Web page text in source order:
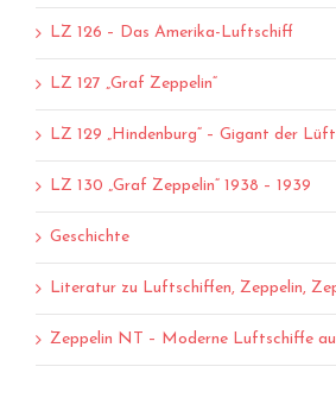
LZ 126 – Das Amerika-Luftschiff
LZ 127 „Graf Zeppelin“
LZ 129 „Hindenburg“ – Gigant der
LZ 130 „Graf Zeppelin“ 1938 – 1939
Geschichte
Literatur zu Luftschiffen, Zeppelin,
Zeppelin NT – Moderne Luftschiffe